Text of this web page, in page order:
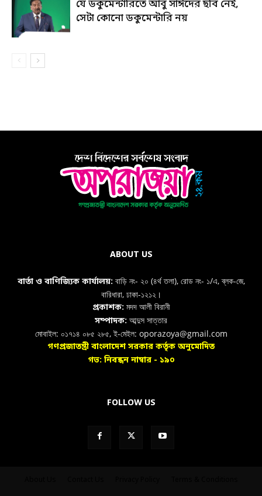
যে ডকুমেন্টারিতে আবু সাঈদের ছবি নেই,
সেটা কোনো ডকুমেন্টারি নয়
ABOUT US
বার্তা ও বাণিজ্যিক কার্যালয়: বাড়ি নং- ২০ (৪র্থ তলা), রোড নং- ১/এ, ব্লক-জে,
বারিধারা, ঢাকা-১২১২।
প্রকাশক:মদদ আলী বিরানী
সম্পাদক: আব্দুস সাত্তার
মোবাইল: ০১৭১৪ ০৮৫ ২৮৫, ই-মেইল: oporazoya@gmail.com
গণপ্রজাতন্ত্রী বাংলাদেশ সরকার কর্তৃক অনুমোদিত
গভ: নিবন্ধন নাম্বার - ১৯০
FOLLOW US